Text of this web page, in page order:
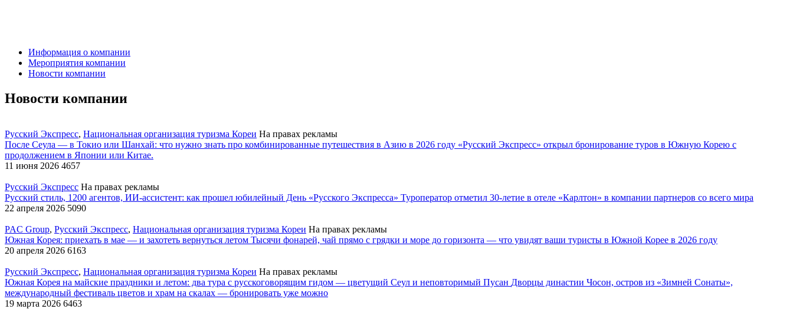
Информация о компании
Мероприятия компании
Новости компании
Новости компании
Русский Экспресс, Национальная организация туризма Кореи На правах рекламы
После Сеула — в Токио или Шанхай: что нужно знать про комбинированные путешествия в Азию в 2026 году «Русский Экспресс» открыл бронирование туров в Южную Корею с
продолжением в Японии или Китае.
11 июня 2026 4657
Русский Экспресс На правах рекламы
Русский стиль, 1200 агентов, ИИ-ассистент: как прошел юбилейный День «Русского Экспресса» Туроператор отметил 30-летие в отеле «Карлтон» в компании партнеров со всего мира
22 апреля 2026 5090
PAC Group, Русский Экспресс, Национальная организация туризма Кореи На правах рекламы
Южная Корея: приехать в мае — и захотеть вернуться летом Тысячи фонарей, чай прямо с грядки и море до горизонта — что увидят ваши туристы в Южной Корее в 2026 году
20 апреля 2026 6163
Русский Экспресс, Национальная организация туризма Кореи На правах рекламы
Южная Корея на майские праздники и летом: два тура с русскоговорящим гидом — цветущий Сеул и неповторимый Пусан Дворцы династии Чосон, остров из «Зимней Сонаты»,
международный фестиваль цветов и храм на скалах — бронировать уже можно
19 марта 2026 6463